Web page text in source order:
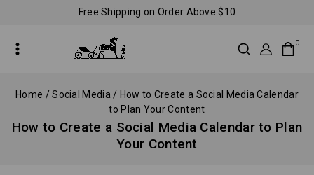
Free Shipping on Order Above $10
0
Home / Social Media / How to Create a Social Media Calendar
to Plan Your Content
How to Create a Social Media Calendar to Plan
Your Content